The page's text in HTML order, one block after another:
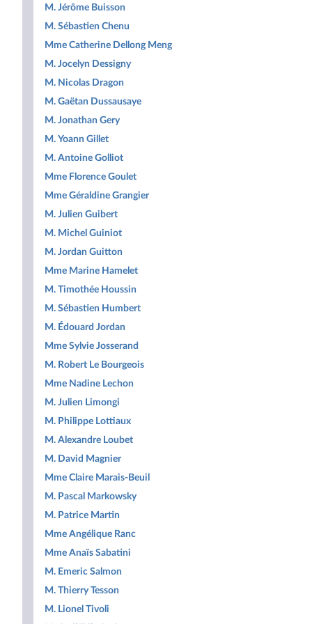
M. Jérôme Buisson
M. Sébastien Chenu
Mme Catherine Dellong Meng
M. Jocelyn Dessigny
M. Nicolas Dragon
M. Gaëtan Dussausaye
M. Jonathan Gery
M. Yoann Gillet
M. Antoine Golliot
Mme Florence Goulet
Mme Géraldine Grangier
M. Julien Guibert
M. Michel Guiniot
M. Jordan Guitton
Mme Marine Hamelet
M. Timothée Houssin
M. Sébastien Humbert
M. Édouard Jordan
Mme Sylvie Josserand
M. Robert Le Bourgeois
Mme Nadine Lechon
M. Julien Limongi
M. Philippe Lottiaux
M. Alexandre Loubet
M. David Magnier
Mme Claire Marais-Beuil
M. Pascal Markowsky
M. Patrice Martin
Mme Angélique Ranc
Mme Anaïs Sabatini
M. Emeric Salmon
M. Thierry Tesson
M. Lionel Tivoli